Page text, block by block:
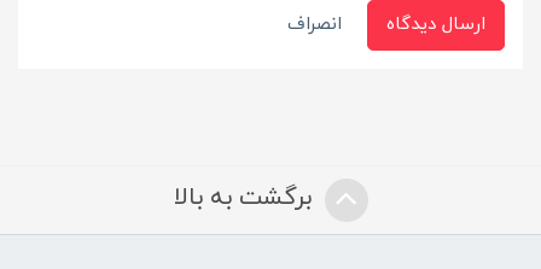
ارسال دیدگاه انصراف
برگشت به بالا